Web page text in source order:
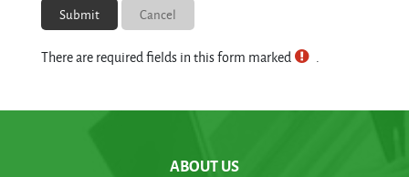
There are required fields in this form marked .
ABOUT US